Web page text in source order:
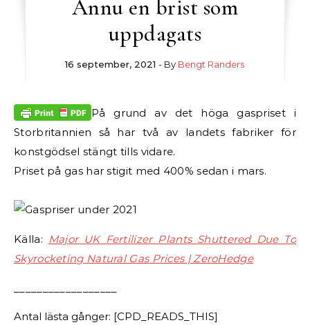
Ännu en brist som
uppdagats
16 september, 2021 - By Bengt Randers
På grund av det höga gaspriset i
Storbritannien så har två av landets fabriker för
konstgödsel stängt tills vidare.
Priset på gas har stigit med 400% sedan i mars.
Källa: Major UK Fertilizer Plants Shuttered Due To
Skyrocketing Natural Gas Prices | ZeroHedge
Antal lästa gånger: [CPD_READS_THIS]